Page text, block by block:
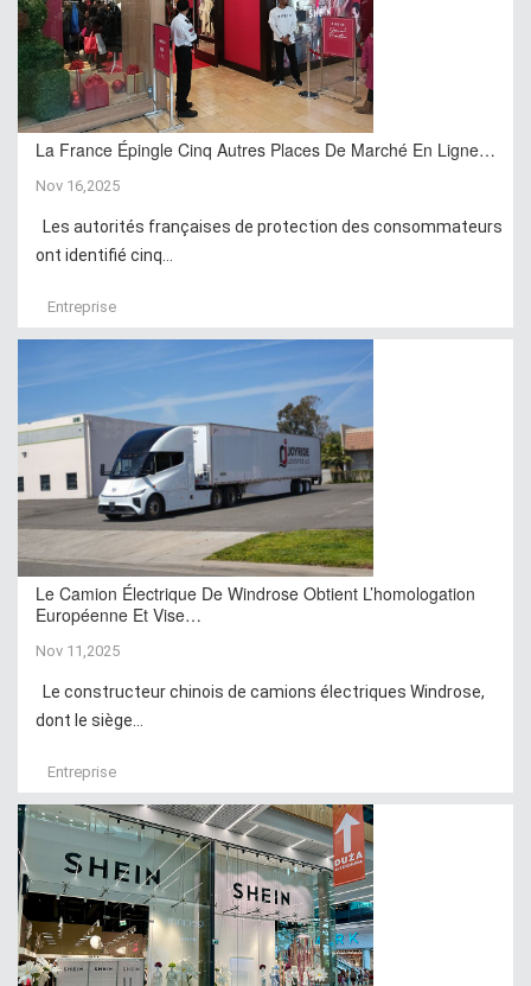
La France Épingle Cinq Autres Places De Marché En Ligne…
Nov 16,2025
Les autorités françaises de protection des consommateurs
ont identifié cinq...
Entreprise
Le Camion Électrique De Windrose Obtient L’homologation
Européenne Et Vise…
Nov 11,2025
Le constructeur chinois de camions électriques Windrose,
dont le siège...
Entreprise